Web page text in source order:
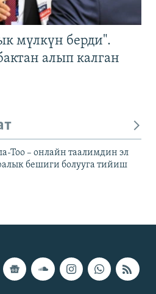
мүлкүн берди".
алып калган
Тоо – онлайн таалимдин эл
бешиги болууга тийиш